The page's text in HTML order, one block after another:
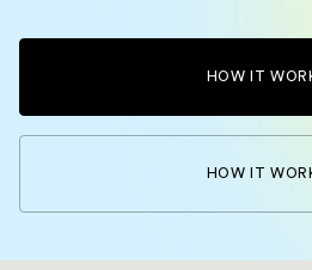
HOW IT
HOW IT